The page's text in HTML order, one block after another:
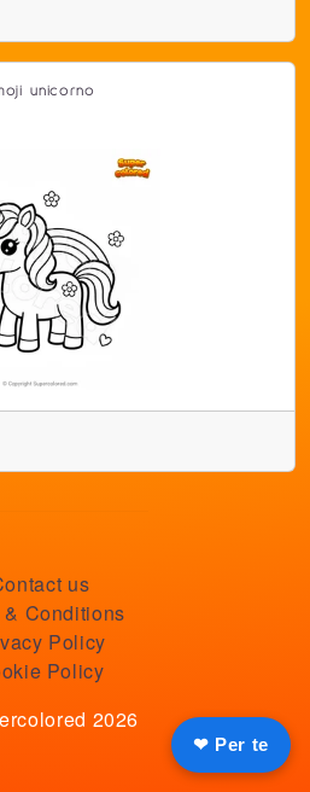
❤ Per te
unicorno
us
& Conditions
Policy
Policy
2026